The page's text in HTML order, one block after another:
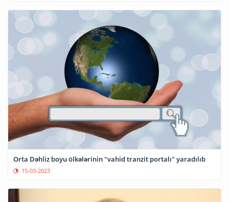
Orta Dəhliz boyu ölkələrinin "vahid tranzit portalı" yaradılıb
15-03-2023